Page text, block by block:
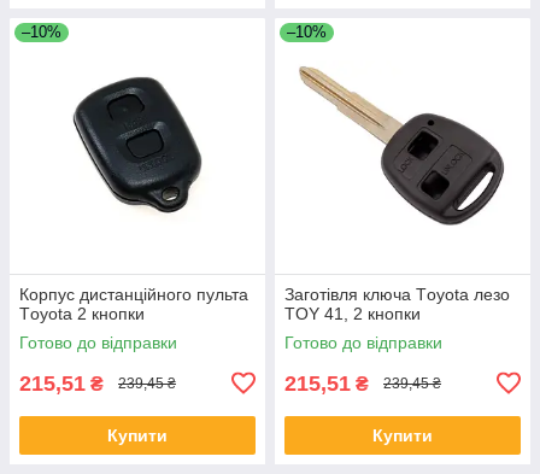
–10%
Корпус дистанційного пульта
Tоyota 2 кнопки
Готово до відправки
215,51 ₴ 239,45 ₴
Купити
–10%
Заготівля ключа Tоyota лезо
TOY 41, 2 кнопки
Готово до відправки
215,51 ₴ 239,45 ₴
Купити